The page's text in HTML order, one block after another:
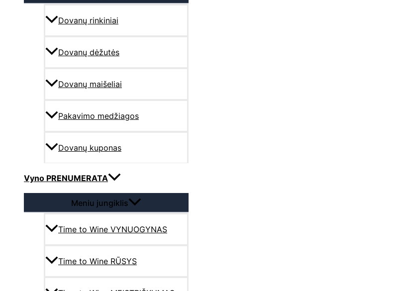
Dovanų rinkiniai
Dovanų dėžutės
Dovanų maišeliai
Pakavimo medžiagos
Dovanų kuponas
Vyno PRENUMERATA
Meniu jungiklis
Time to Wine VYNUOGYNAS
Time to Wine RŪSYS